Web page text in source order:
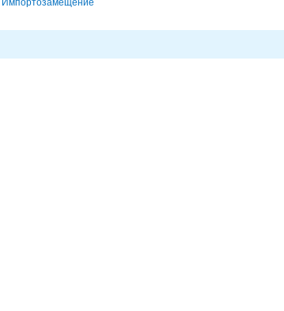
Импорто­замещение